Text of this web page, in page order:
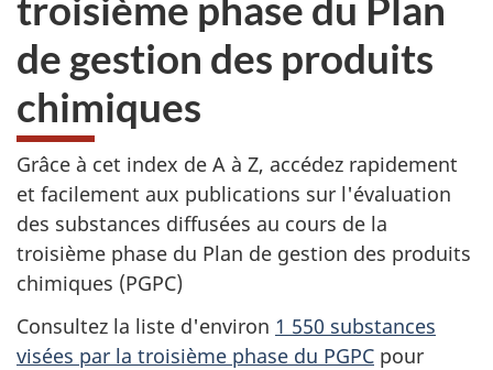
de gestion des produits
chimiques
Grâce à cet index de A à Z, accédez rapidement
et facilement aux publications sur l'évaluation
des substances diffusées au cours de la
troisième phase du Plan de gestion des produits
chimiques (PGPC)
Consultez la liste d'environ 1 550 substances
visées par la troisième phase du PGPC pour